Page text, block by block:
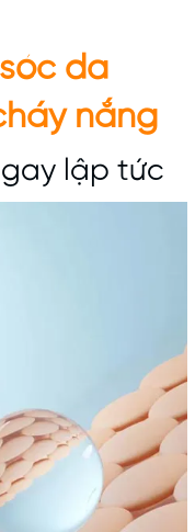
da
nắng
lập tức